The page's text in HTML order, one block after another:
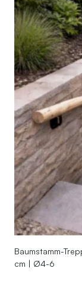
Baumstamm-
cm | Ø4-6